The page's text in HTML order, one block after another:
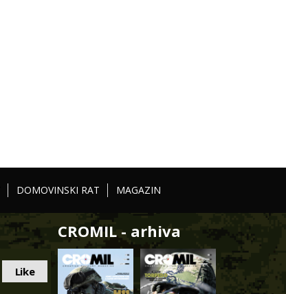
DOMOVINSKI RAT MAGAZIN
Like
CROMIL - arhiva